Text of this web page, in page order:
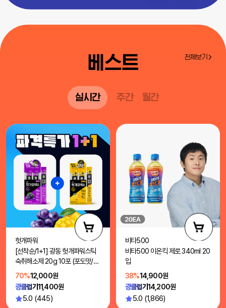
베스트 전체보기
실시간 주간 월간
헛개파워
[선착순/1+1] 광동 헛개파워스틱
숙취해소제 20g 10포 (포도맛/망
고맛)
70%12,000원
광클럽가11,400원
5.0 (445)
비타500
비타500 이온킥 제로 340ml 20
입
38%14,900원
광클럽가14,200원
5.0 (1,866)